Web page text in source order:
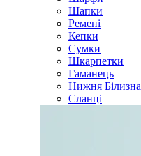
Шапки
Ремені
Кепки
Сумки
Шкарпетки
Гаманець
Нижня Білизна
Сланці